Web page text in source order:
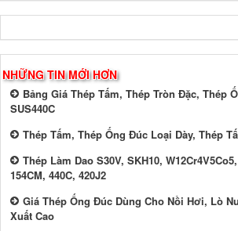
NHỮNG TIN MỚI HƠN
Bảng Giá Thép Tấm, Thép Tròn Đặc, Thép
SUS440C
Thép Tấm, Thép Ống Đúc Loại Dày, Thép
Thép Làm Dao S30V, SKH10,
154CM, 440C, 420J2
Giá Thép Ống Đúc Dùng Cho Nồi Hơi, Lò
Xuất Cao